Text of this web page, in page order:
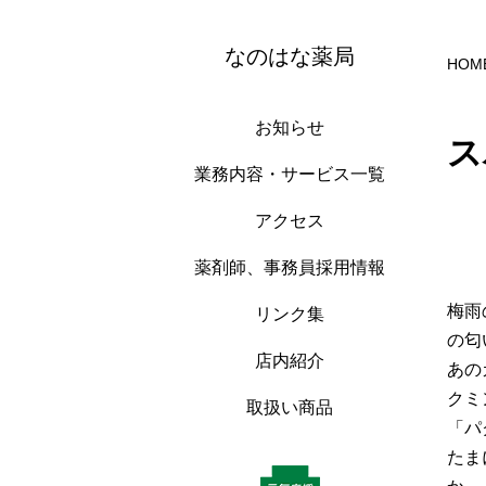
なのはな薬局
お知らせ
業務内容・サービス一覧
アクセス
薬剤師、事務員採用情報
リンク集
店内紹介
取扱い商品
梅雨
の匂
あ
ク
「
た